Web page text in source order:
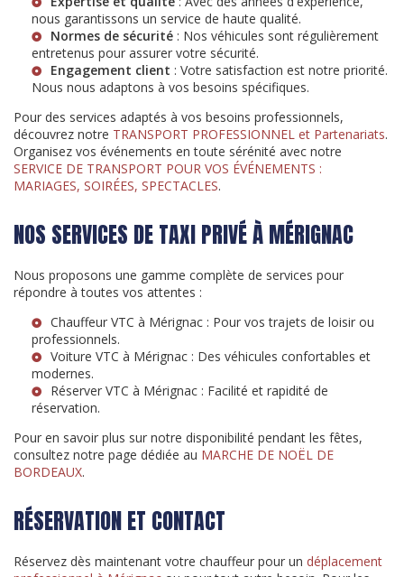
nous garantissons un service de haute qualité.
Normes de sécurité : Nos véhicules sont régulièrement
entretenus pour assurer votre sécurité.
Engagement client : Votre satisfaction est notre priorité.
Nous nous adaptons à vos besoins spécifiques.
Pour des services adaptés à vos besoins professionnels,
découvrez notre TRANSPORT PROFESSIONNEL et Partenariats.
Organisez vos événements en toute sérénité avec notre
SERVICE DE TRANSPORT POUR VOS ÉVÉNEMENTS :
MARIAGES, SOIRÉES, SPECTACLES.
NOS SERVICES DE TAXI PRIVÉ À MÉRIGNAC
Nous proposons une gamme complète de services pour
répondre à toutes vos attentes :
Chauffeur VTC à Mérignac : Pour vos trajets de loisir ou
professionnels.
Voiture VTC à Mérignac : Des véhicules confortables et
modernes.
Réserver VTC à Mérignac : Facilité et rapidité de
réservation.
Pour en savoir plus sur notre disponibilité pendant les fêtes,
consultez notre page dédiée au MARCHE DE NOËL DE
BORDEAUX.
RÉSERVATION ET CONTACT
Réservez dès maintenant votre chauffeur pour un déplacement